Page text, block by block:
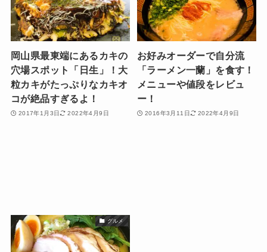
岡山県最東端にあるカキの
穴場スポット「日生」！大
粒カキがたっぷりなカキオ
コが絶品すぎるよ！
2017年1月3日 2022年4月9日
お好みオーダーで自分流
「ラーメン一蘭」を食す！
メニューや値段をレビュ
ー！
2016年3月11日 2022年4月9日
グルメ